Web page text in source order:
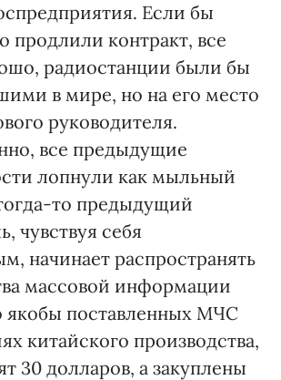
Если бы
продлили контракт, все
радиостанции были бы
в мире, но на его место
руководителя.
все предыдущие
лопнули как мыльный
то предыдущий
чувствуя себя
начинает распространять
массовой информации
якобы поставленных МЧС
китайского производства,
30 долларов, а закуплены